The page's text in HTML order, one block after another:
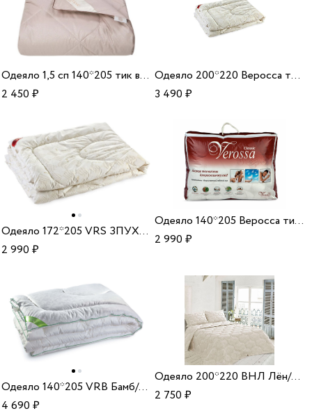
Одеяло 1,5 сп 140*205 тик верблюжья шерсть
2 450₽
Одеяло 200*220 Веросса тик/зам/пух
3 490₽
Одеяло 172*205 VRS ЗПУХ/ХБотб 300 33
2 990₽
Одеяло 140*205 Веросса тик/зам/пух
2 990₽
Одеяло 140*205 VRB Бамб/ХБ 150 22
4 690₽
Одеяло 200*220 ВНЛ Лён/ХБ 300 33
2 750₽